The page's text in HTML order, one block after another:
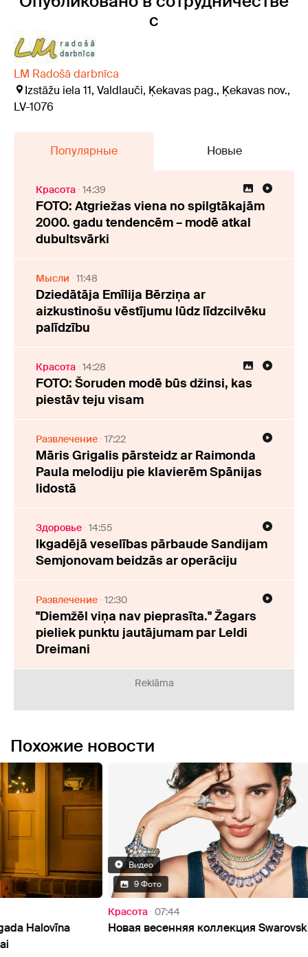
с
LM Radošā darbnīca
Izstāžu iela 11, Valdlauči, Ķekavas pag., Ķekavas nov.,
LV-1076
Популярные Новые
Красота 14:39
FOTO: Atgriežas viena no spilgtākajām
2000. gadu tendencēm – modē atkal
dubultsvārki
Мысли 11:48
Dziedātāja Emīlija Bērziņa ar
aizkustinošu vēstījumu lūdz līdzcilvēku
palīdzību
Красота 14:28
FOTO: Šoruden modē būs džinsi, kas
piestāv teju visam
Развлечение 17:22
Māris Grigalis pārsteidz ar Raimonda
Paula melodiju pie klavierēm Spānijas
lidostā
Здоровье 14:55
Ikgadējā veselības pārbaude Sandijam
Semjonovam beidzās ar operāciju
Развлечение 12:30
"Diemžēl viņa nav pieprasīta." Žagars
pieliek punktu jautājumam par Leldi
Dreimani
Reklāma
Похожие новости
9 Фото
Новая весенняя коллекция Swarovski